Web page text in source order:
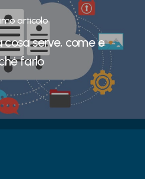
articolo
cosa serve, come e
farlo